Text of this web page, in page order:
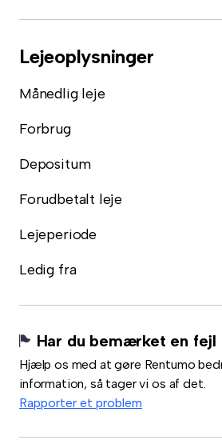
Lejeoplysninger
Månedlig leje
Forbrug
Depositum
Forudbetalt leje
Lejeperiode
Ledig fra
Har du bemærket en fejl
Hjælp os med at gøre Rentumo
information, så tager vi os af det.
Rapporter et problem